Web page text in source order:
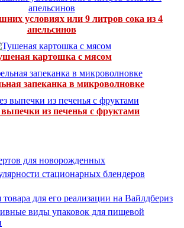
условиях или 9 литров сока из 4
апельсинов
картошка с мясом
запеканка в микроволновке
выпечки из печенья с фруктами
для новорожденных
стационарных блендеров
для его реализации на Вайлдбериз
виды упаковок для пищевой